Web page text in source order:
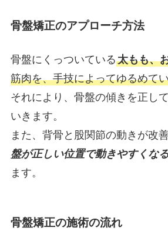
骨盤矯正のアプローチ方法
骨盤にくっついている太もも、
筋肉を、手技によってゆるめて
それにより、骨盤の傾きを正して
いきます。
また、背骨と股関節の動きが改
盤が正しい位置で動きやすくな
ます。
骨盤矯正の施術の流れ